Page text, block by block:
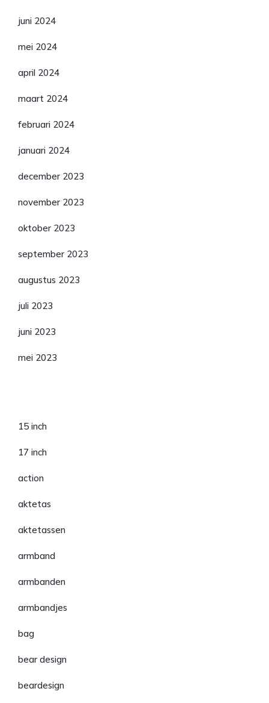
juni 2024
mei 2024
april 2024
maart 2024
februari 2024
januari 2024
december 2023
november 2023
oktober 2023
september 2023
augustus 2023
juli 2023
juni 2023
mei 2023
15 inch
17 inch
action
aktetas
aktetassen
armband
armbanden
armbandjes
bag
bear design
beardesign